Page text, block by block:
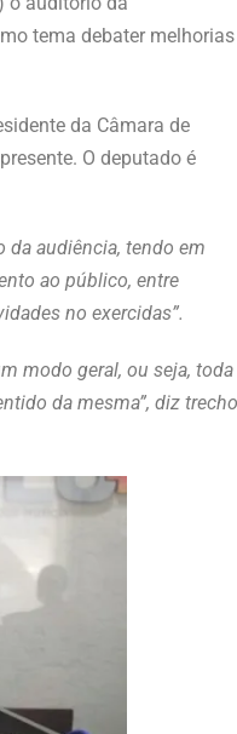
tema debater melhorias
da Câmara de
O deputado é
da audiência, tendo em
ao público, entre
no exercidas”.
modo geral, ou seja, toda
da mesma”, diz trecho